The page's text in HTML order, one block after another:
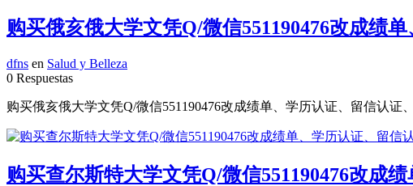
购买俄亥俄大学文凭Q/微信551190476改成绩
dfns en Salud y Belleza
0 Respuestas
购买俄亥俄大学文凭Q/微信551190476改成绩单、学历认证、留信认证
购买查尔斯特大学文凭Q/微信551190476改成